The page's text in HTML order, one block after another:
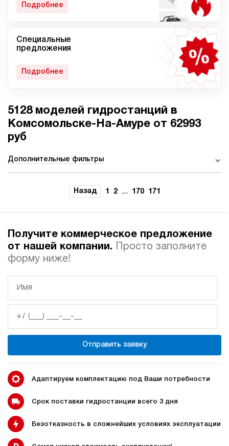
Мобильные гидростанции Гидростанции с ДВС
Гидростанции с
пневмоприводом
Гидростанции высокого
давления c электроприводом
Ручные гидростанции
Гидростанции с двумя
Автоматические
гидростанции
Домкрат 100 тонн с
гидростанцией
Гидростанция с домкратом
Гидростанции с домкратом
Гидростанции для свай
Подробнее
Специальные
предложения
Подробнее
5128 моделей гидростанций в
Комсомольске-На-Амуре от 62993
руб
Дополнительные фильтры
Назад 1 2 ... 170 171
Получите коммерческое предложение
от нашей компании.
Просто заполните
форму ниже!
Отправить заявку
Адаптируем комплектацию под Ваши потребности
Срок поставки гидростанции всего 3 дня
Безотказность в сложнейших условиях эксплуатации